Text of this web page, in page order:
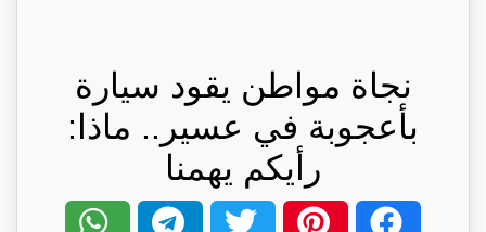
نجاة مواطن يقود سيارة
بأعجوبة في عسير.. ماذا:
رأيكم يهمنا